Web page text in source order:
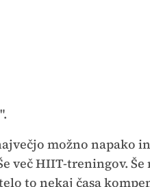
možno napako
več HIIT-treningov. Še
to nekaj časa